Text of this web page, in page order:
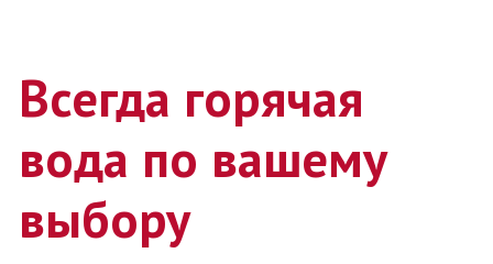
Всегда горячая
вода по вашему
выбору